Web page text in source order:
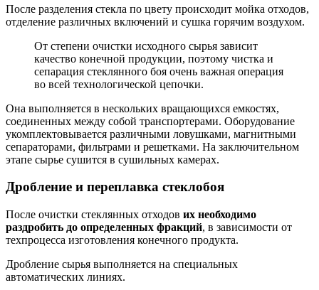
После разделения стекла по цвету происходит мойка отходов,
отделение различных включений и сушка горячим воздухом.
От степени очистки исходного сырья зависит
качество конечной продукции, поэтому чистка и
сепарация стеклянного боя очень важная операция
во всей технологической цепочки.
Она выполняется в нескольких вращающихся емкостях,
соединенных между собой транспортерами. Оборудование
укомплектовывается различными ловушками, магнитными
сепараторами, фильтрами и решетками. На заключительном
этапе сырье сушится в сушильных камерах.
Дробление и переплавка стеклобоя
После очистки стеклянных отходов их необходимо
раздробить до определенных фракций, в зависимости от
техпроцесса изготовления конечного продукта.
Дробление сырья выполняется на специальных
автоматических линиях.